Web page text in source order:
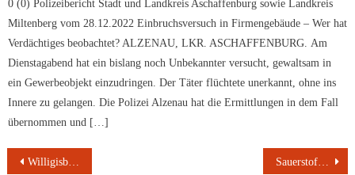
0 (0) Polizeibericht Stadt und Landkreis Aschaffenburg sowie Landkreis
Miltenberg vom 28.12.2022 Einbruchsversuch in Firmengebäude – Wer hat
Verdächtiges beobachtet? ALZENAU, LKR. ASCHAFFENBURG. Am
Dienstagabend hat ein bislang noch Unbekannter versucht, gewaltsam in
ein Gewerbeobjekt einzudringen. Der Täter flüchtete unerkannt, ohne ins
Innere zu gelangen. Die Polizei Alzenau hat die Ermittlungen in dem Fall
übernommen und […]
Beitragsnavigation
Willigisbrücke in Aschaffenburg ab 12. September voll gesperrt Sauerstoffanreicherung des Fasaneriesees durch die Feuerwehr Aschaffenburg